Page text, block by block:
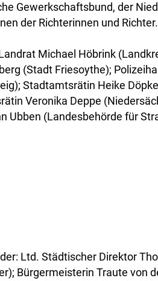
Gewerkschaftsbund, der
der Richterinnen und
Michael Höbrink
(Stadt Friesoythe);
Stadtamtsrätin Heike
Veronika Deppe
Ubben (Landesbehörde für
Ltd. Städtischer Direktor
Bürgermeisterin Traute von